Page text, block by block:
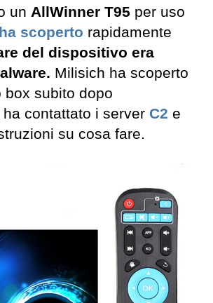
un AllWinner T95 per uso
ha scoperto rapidamente
del dispositivo era
Milisich ha scoperto
box subito dopo
ha contattato i server C2 e
su cosa fare.